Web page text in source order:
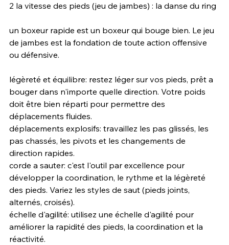
2 la vitesse des pieds (jeu de jambes) : la danse du ring
un boxeur rapide est un boxeur qui bouge bien. Le jeu
de jambes est la fondation de toute action offensive
ou défensive.
légèreté et équilibre: restez léger sur vos pieds, prêt a
bouger dans n'importe quelle direction. Votre poids
doit être bien réparti pour permettre des
déplacements fluides.
déplacements explosifs: travaillez les pas glissés, les
pas chassés, les pivots et les changements de
direction rapides.
corde a sauter: c'est l'outil par excellence pour
développer la coordination, le rythme et la légèreté
des pieds. Variez les styles de saut (pieds joints,
alternés, croisés).
échelle d'agilité: utilisez une échelle d'agilité pour
améliorer la rapidité des pieds, la coordination et la
réactivité.